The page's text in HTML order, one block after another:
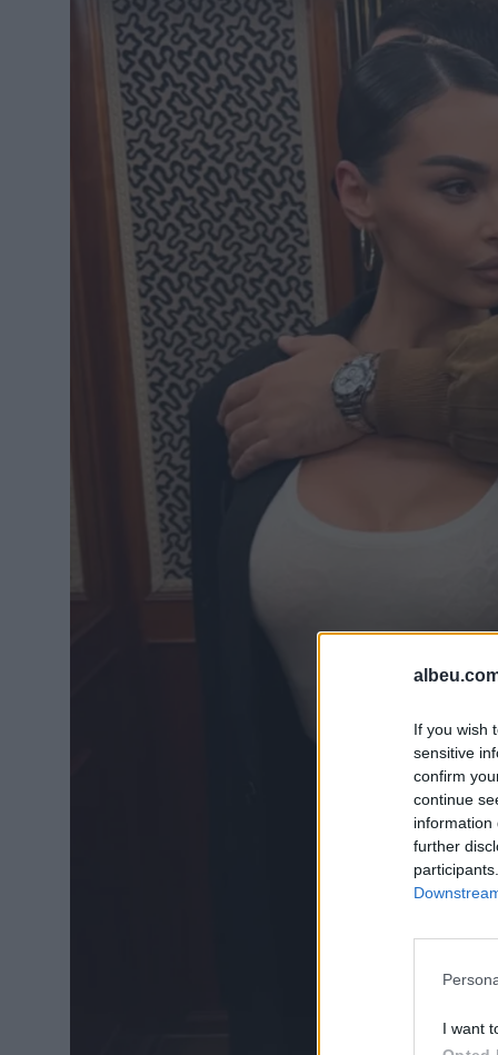
If you wish
sensitive
confirm
continue
information
further
I want